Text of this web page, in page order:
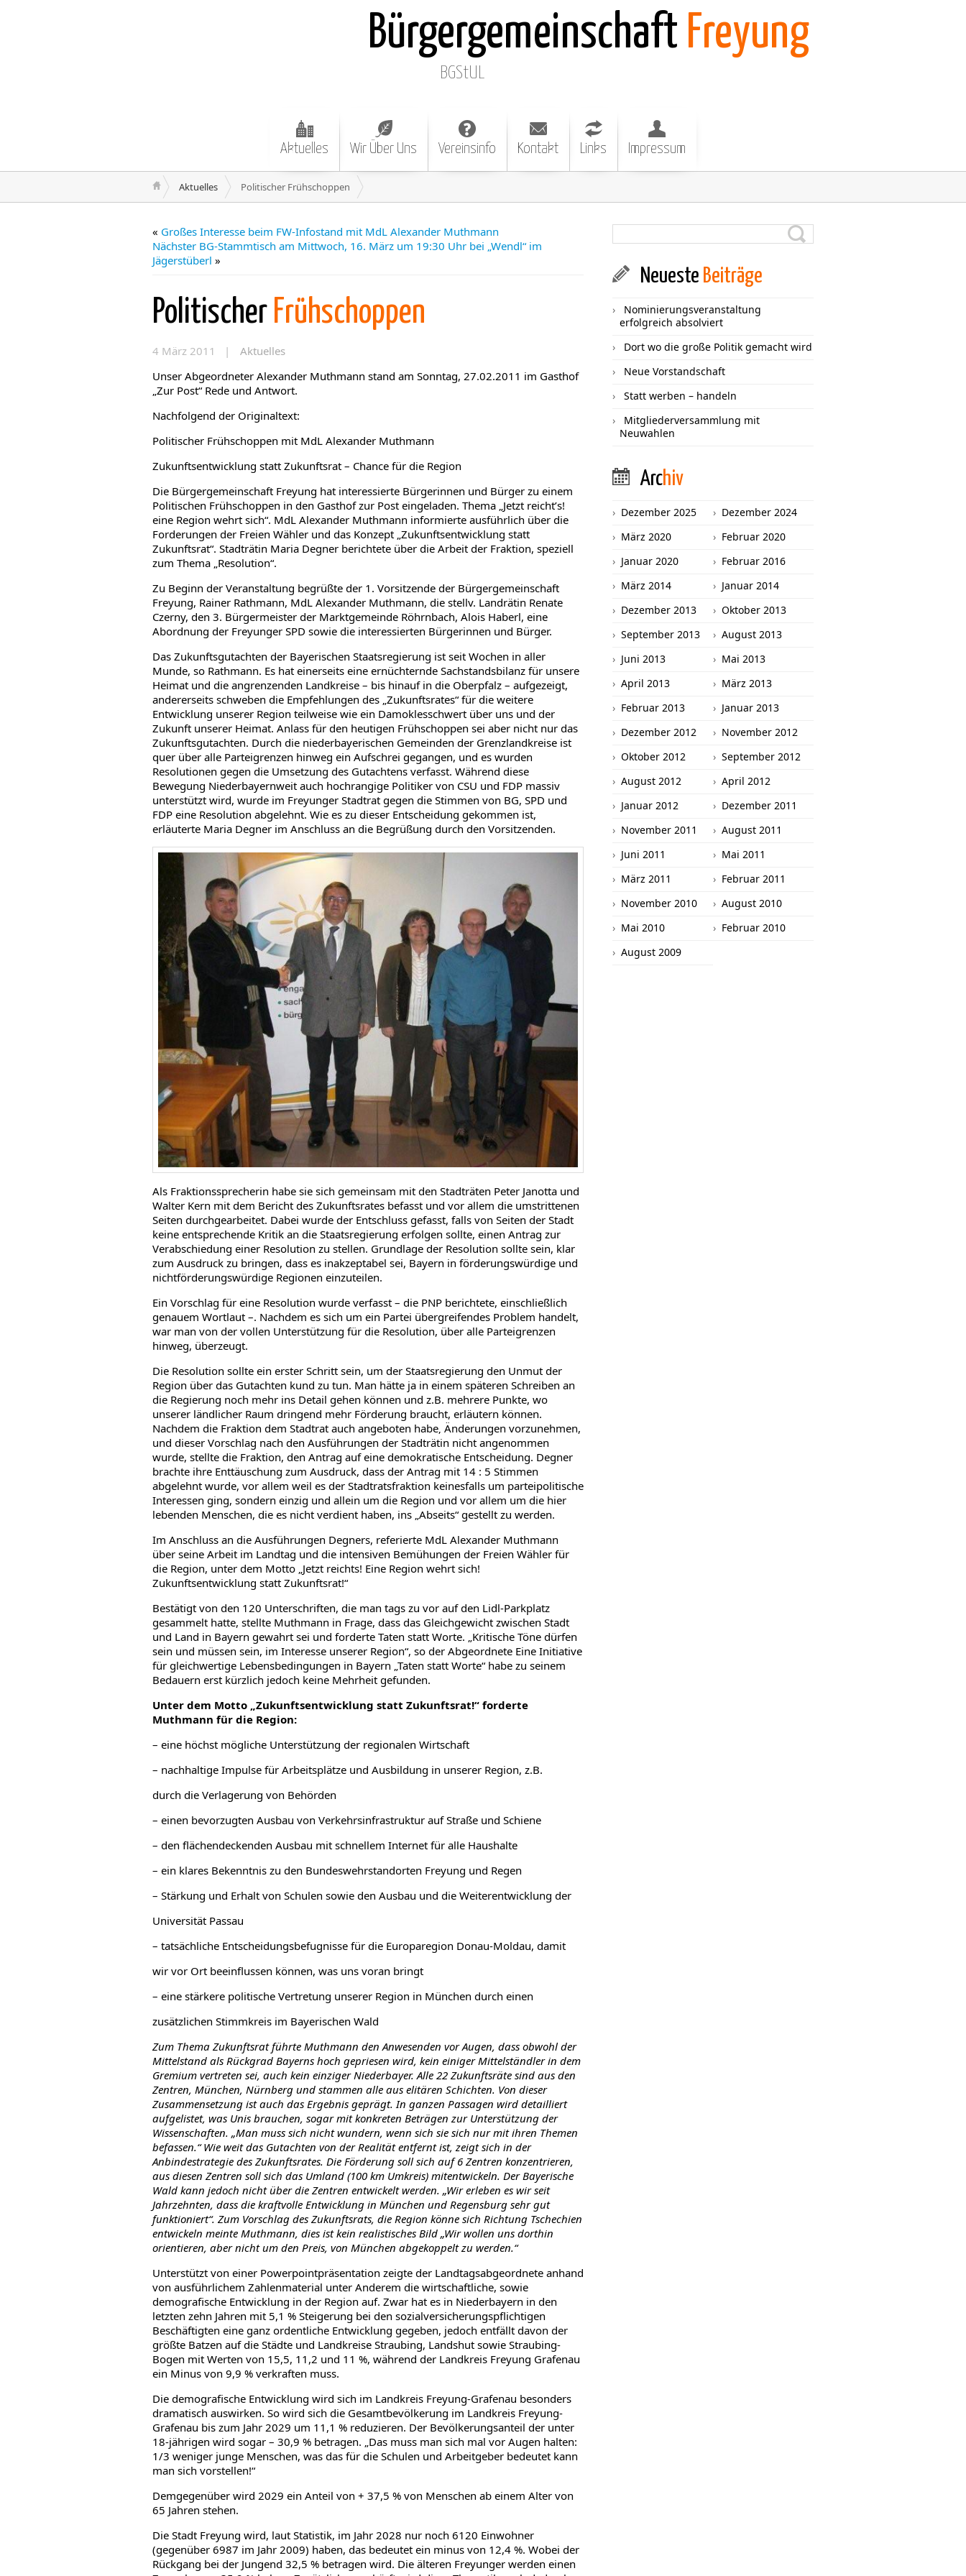
Bürgergemeinschaft Freyung
BGStUL
Aktuelles Wir Über Uns Vereinsinfo Kontakt Links Impressum
Aktuelles Politischer Frühschoppen
« Großes Interesse beim FW-Infostand mit MdL Alexander Muthmann
Nächster BG-Stammtisch am Mittwoch, 16. März um 19:30 Uhr bei „Wendl“ im
Jägerstüberl »
Politischer Frühschoppen
4 März 2011 |
Aktuelles
Unser Abgeordneter Alexander Muthmann stand am Sonntag, 27.02.2011 im Gasthof
„Zur Post“ Rede und Antwort.
Nachfolgend der Originaltext:
Politischer Frühschoppen mit MdL Alexander Muthmann
Zukunftsentwicklung statt Zukunftsrat – Chance für die Region
Die Bürgergemeinschaft Freyung hat interessierte Bürgerinnen und Bürger zu einem
Politischen Frühschoppen in den Gasthof zur Post eingeladen. Thema „Jetzt reicht’s!
eine Region wehrt sich“. MdL Alexander Muthmann informierte ausführlich über die
Forderungen der Freien Wähler und das Konzept „Zukunftsentwicklung statt
Zukunftsrat“. Stadträtin Maria Degner berichtete über die Arbeit der Fraktion, speziell
zum Thema „Resolution“.
Zu Beginn der Veranstaltung begrüßte der 1. Vorsitzende der Bürgergemeinschaft
Freyung, Rainer Rathmann, MdL Alexander Muthmann, die stellv. Landrätin Renate
Czerny, den 3. Bürgermeister der Marktgemeinde Röhrnbach, Alois Haberl, eine
Abordnung der Freyunger SPD sowie die interessierten Bürgerinnen und Bürger.
Das Zukunftsgutachten der Bayerischen Staatsregierung ist seit Wochen in aller
Munde, so Rathmann. Es hat einerseits eine ernüchternde Sachstandsbilanz für unsere
Heimat und die angrenzenden Landkreise – bis hinauf in die Oberpfalz – aufgezeigt,
andererseits schweben die Empfehlungen des „Zukunftsrates“ für die weitere
Entwicklung unserer Region teilweise wie ein Damoklesschwert über uns und der
Zukunft unserer Heimat. Anlass für den heutigen Frühschoppen sei aber nicht nur das
Zukunftsgutachten. Durch die niederbayerischen Gemeinden der Grenzlandkreise ist
quer über alle Parteigrenzen hinweg ein Aufschrei gegangen, und es wurden
Resolutionen gegen die Umsetzung des Gutachtens verfasst. Während diese
Bewegung Niederbayernweit auch hochrangige Politiker von CSU und FDP massiv
unterstützt wird, wurde im Freyunger Stadtrat gegen die Stimmen von BG, SPD und
FDP eine Resolution abgelehnt. Wie es zu dieser Entscheidung gekommen ist,
erläuterte Maria Degner im Anschluss an die Begrüßung durch den Vorsitzenden.
Als Fraktionssprecherin habe sie sich gemeinsam mit den Stadträten Peter Janotta und
Walter Kern mit dem Bericht des Zukunftsrates befasst und vor allem die umstrittenen
Seiten durchgearbeitet. Dabei wurde der Entschluss gefasst, falls von Seiten der Stadt
keine entsprechende Kritik an die Staatsregierung erfolgen sollte, einen Antrag zur
Verabschiedung einer Resolution zu stellen. Grundlage der Resolution sollte sein, klar
zum Ausdruck zu bringen, dass es inakzeptabel sei, Bayern in förderungswürdige und
nichtförderungswürdige Regionen einzuteilen.
Ein Vorschlag für eine Resolution wurde verfasst – die PNP berichtete, einschließlich
genauem Wortlaut –. Nachdem es sich um ein Partei übergreifendes Problem handelt,
war man von der vollen Unterstützung für die Resolution, über alle Parteigrenzen
hinweg, überzeugt.
Die Resolution sollte ein erster Schritt sein, um der Staatsregierung den Unmut der
Region über das Gutachten kund zu tun. Man hätte ja in einem späteren Schreiben an
die Regierung noch mehr ins Detail gehen können und z.B. mehrere Punkte, wo
unserer ländlicher Raum dringend mehr Förderung braucht, erläutern können.
Nachdem die Fraktion dem Stadtrat auch angeboten habe‚ Änderungen vorzunehmen,
und dieser Vorschlag nach den Ausführungen der Stadträtin nicht angenommen
wurde, stellte die Fraktion, den Antrag auf eine demokratische Entscheidung. Degner
brachte ihre Enttäuschung zum Ausdruck, dass der Antrag mit 14 : 5 Stimmen
abgelehnt wurde, vor allem weil es der Stadtratsfraktion keinesfalls um parteipolitische
Interessen ging, sondern einzig und allein um die Region und vor allem um die hier
lebenden Menschen, die es nicht verdient haben, ins „Abseits“ gestellt zu werden.
Im Anschluss an die Ausführungen Degners, referierte MdL Alexander Muthmann
über seine Arbeit im Landtag und die intensiven Bemühungen der Freien Wähler für
die Region, unter dem Motto „Jetzt reichts! Eine Region wehrt sich!
Zukunftsentwicklung statt Zukunftsrat!“
Bestätigt von den 120 Unterschriften, die man tags zu vor auf den Lidl-Parkplatz
gesammelt hatte, stellte Muthmann in Frage, dass das Gleichgewicht zwischen Stadt
und Land in Bayern gewahrt sei und forderte Taten statt Worte. „Kritische Töne dürfen
sein und müssen sein, im Interesse unserer Region“, so der Abgeordnete Eine Initiative
für gleichwertige Lebensbedingungen in Bayern „Taten statt Worte“ habe zu seinem
Bedauern erst kürzlich jedoch keine Mehrheit gefunden.
Unter dem Motto „Zukunftsentwicklung statt Zukunftsrat!“ forderte
Muthmann für die Region:
– eine höchst mögliche Unterstützung der regionalen Wirtschaft
– nachhaltige Impulse für Arbeitsplätze und Ausbildung in unserer Region, z.B.
durch die Verlagerung von Behörden
– einen bevorzugten Ausbau von Verkehrsinfrastruktur auf Straße und Schiene
– den flächendeckenden Ausbau mit schnellem Internet für alle Haushalte
– ein klares Bekenntnis zu den Bundeswehrstandorten Freyung und Regen
– Stärkung und Erhalt von Schulen sowie den Ausbau und die Weiterentwicklung der
Universität Passau
– tatsächliche Entscheidungsbefugnisse für die Europaregion Donau-Moldau, damit
wir vor Ort beeinflussen können, was uns voran bringt
– eine stärkere politische Vertretung unserer Region in München durch einen
zusätzlichen Stimmkreis im Bayerischen Wald
Zum Thema Zukunftsrat führte Muthmann den Anwesenden vor Augen, dass obwohl der
Mittelstand als Rückgrad Bayerns hoch gepriesen wird, kein einiger Mittelständler in dem
Gremium vertreten sei, auch kein einziger Niederbayer. Alle 22 Zukunftsräte sind aus den
Zentren, München, Nürnberg und stammen alle aus elitären Schichten. Von dieser
Zusammensetzung ist auch das Ergebnis geprägt. In ganzen Passagen wird detailliert
aufgelistet, was Unis brauchen, sogar mit konkreten Beträgen zur Unterstützung der
Wissenschaften. „Man muss sich nicht wundern, wenn sich sie sich nur mit ihren Themen
befassen.“ Wie weit das Gutachten von der Realität entfernt ist, zeigt sich in der
Anbindestrategie des Zukunftsrates. Die Förderung soll sich auf 6 Zentren konzentrieren,
aus diesen Zentren soll sich das Umland (100 km Umkreis) mitentwickeln. Der Bayerische
Wald kann jedoch nicht über die Zentren entwickelt werden. „Wir erleben es wir seit
Jahrzehnten, dass die kraftvolle Entwicklung in München und Regensburg sehr gut
funktioniert“. Zum Vorschlag des Zukunftsrats, die Region könne sich Richtung Tschechien
entwickeln meinte Muthmann, dies ist kein realistisches Bild „Wir wollen uns dorthin
orientieren, aber nicht um den Preis, von München abgekoppelt zu werden.“
Unterstützt von einer Powerpointpräsentation zeigte der Landtagsabgeordnete anhand
von ausführlichem Zahlenmaterial unter Anderem die wirtschaftliche, sowie
demografische Entwicklung in der Region auf. Zwar hat es in Niederbayern in den
letzten zehn Jahren mit 5,1 % Steigerung bei den sozialversicherungspflichtigen
Beschäftigten eine ganz ordentliche Entwicklung gegeben, jedoch entfällt davon der
größte Batzen auf die Städte und Landkreise Straubing, Landshut sowie Straubing-
Bogen mit Werten von 15,5, 11,2 und 11 %, während der Landkreis Freyung Grafenau
ein Minus von 9,9 % verkraften muss.
Die demografische Entwicklung wird sich im Landkreis Freyung-Grafenau besonders
dramatisch auswirken. So wird sich die Gesamtbevölkerung im Landkreis Freyung-
Grafenau bis zum Jahr 2029 um 11,1 % reduzieren. Der Bevölkerungsanteil der unter
18-jährigen wird sogar – 30,9 % betragen. „Das muss man sich mal vor Augen halten:
1/3 weniger junge Menschen, was das für die Schulen und Arbeitgeber bedeutet kann
man sich vorstellen!“
Demgegenüber wird 2029 ein Anteil von + 37,5 % von Menschen ab einem Alter von
65 Jahren stehen.
Die Stadt Freyung wird, laut Statistik, im Jahr 2028 nur noch 6120 Einwohner
(gegenüber 6987 im Jahr 2009) haben, das bedeutet ein minus von 12,4 %. Wobei der
Rückgang bei der Jungend 32,5 % betragen wird. Die älteren Freyunger werden einen
Neueste Beiträge
Nominierungsveranstaltung
erfolgreich absolviert
Dort wo die große Politik gemacht wird
Neue Vorstandschaft
Statt werben – handeln
Mitgliederversammlung mit
Neuwahlen
Archiv
Dezember 2025
Dezember 2024
März 2020
Februar 2020
Januar 2020
Februar 2016
März 2014
Januar 2014
Dezember 2013
Oktober 2013
September 2013
August 2013
Juni 2013
Mai 2013
April 2013
März 2013
Februar 2013
Januar 2013
Dezember 2012
November 2012
Oktober 2012
September 2012
August 2012
April 2012
Januar 2012
Dezember 2011
November 2011
August 2011
Juni 2011
Mai 2011
März 2011
Februar 2011
November 2010
August 2010
Mai 2010
Februar 2010
August 2009